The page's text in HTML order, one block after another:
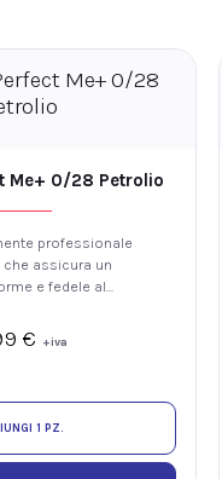
€ +iva
Me+ 0/28 Petrolio
professionale
assicura un
e fedele al
La
elevate
1 PZ.